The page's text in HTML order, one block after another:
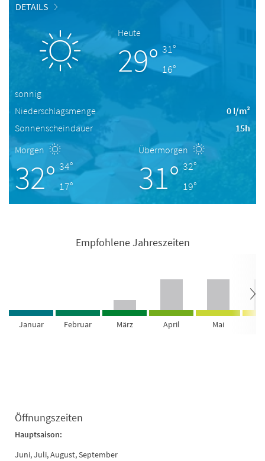
DETAILS
Heute
29° 31°
16°
sonnig
Niederschlagsmenge
0 l/m²
Sonnenscheindauer
15h
Morgen
32° 34°
17°
Übermorgen
31° 32°
19°
Empfohlene Jahreszeiten
Januar Februar März April Mai
Öffnungszeiten
Hauptsaison:
Juni, Juli, August, September